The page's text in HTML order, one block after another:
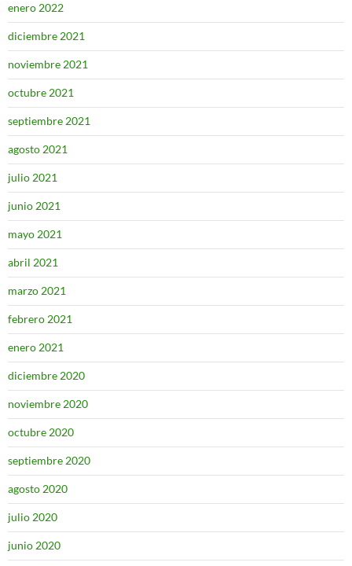
enero 2022
diciembre 2021
noviembre 2021
octubre 2021
septiembre 2021
agosto 2021
julio 2021
junio 2021
mayo 2021
abril 2021
marzo 2021
febrero 2021
enero 2021
diciembre 2020
noviembre 2020
octubre 2020
septiembre 2020
agosto 2020
julio 2020
junio 2020